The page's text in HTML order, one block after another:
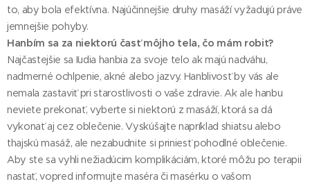
to, aby bola efektívna. Najúčinnejšie druhy masáží vyžadujú práve
jemnejšie pohyby.
Hanbím sa za niektorú časť môjho tela, čo mám robiť?
Najčastejšie sa ľudia hanbia za svoje telo ak majú nadváhu,
nadmerné ochlpenie, akné alebo jazvy. Hanblivosť by vás ale
nemala zastaviť pri starostlivosti o vaše zdravie. Ak ale hanbu
neviete prekonať, vyberte si niektorú z masáží, ktorá sa dá
vykonať aj cez oblečenie. Vyskúšajte napríklad shiatsu alebo
thajskú masáž, ale nezabudnite si priniesť pohodlné oblečenie.
Aby ste sa vyhli nežiadúcim komplikáciám, ktoré môžu po terapii
nastať, vopred informujte maséra či masérku o vašom